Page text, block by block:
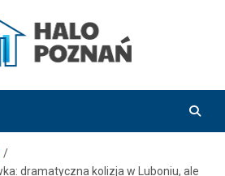
dramatyczna kolizja w Luboniu, ale